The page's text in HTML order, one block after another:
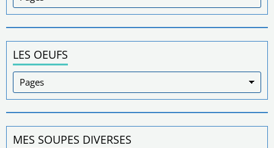
LES OEUFS
MES SOUPES DIVERSES